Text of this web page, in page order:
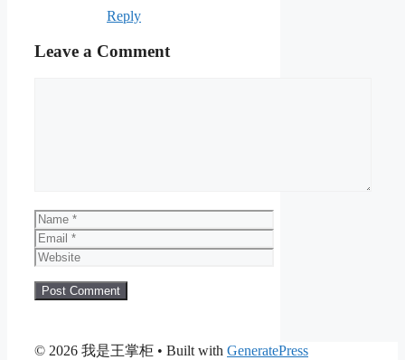
Reply
Leave a Comment
Name
Email
Website
© 2026 我是王掌柜 • Built with GeneratePress